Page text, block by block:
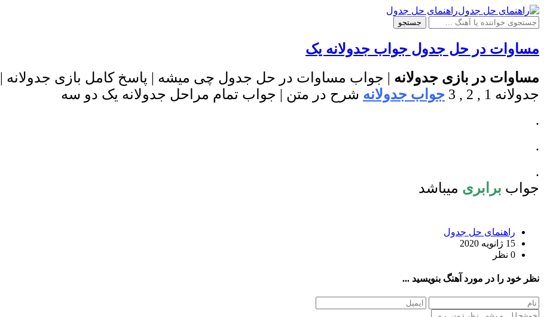
راهنمای حل جدول
جستجو
مساوات در حل جدول جواب جدولانه یک
مساوات در بازی جدولانه | جواب مساوات در حل جدول چی میشه | پاسخ کامل بازی جدولانه |
جدولانه 1 , 2 , 3
جواب جدولانه شرح در متن | جواب تمام مراحل جدولانه یک دو سه
.
.
.
جواب برابری میباشد
راهنمای حل جدول
15 ژانویه 2020
0 نظر
نظر خود را در مورد آهنگ بنویسید ...